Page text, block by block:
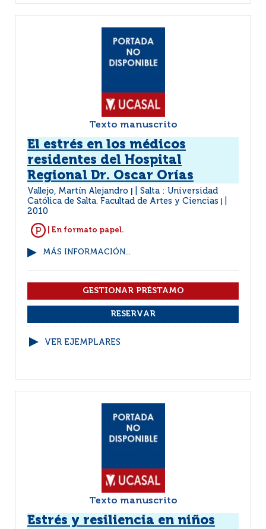
Texto manuscrito
El estrés en los médicos
residentes del Hospital
Regional Dr. Oscar Orías
Vallejo, Martín Alejandro
Salta : Universidad
Católica de Salta. Facultad de Artes y Ciencias
2010
| En formato papel.
MÁS INFORMACIÓN...
VER EJEMPLARES
Texto manuscrito
Estrés y resiliencia en niños